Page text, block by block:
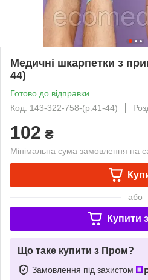
Медичні шкарпетки з
44)
Готово до відправки
Код: 143-322-758-(р.41-44)
102 ₴
Мінімальна сума замовлення на
або
Купити з
Що таке купити з Пром?
Замовлення під захистом